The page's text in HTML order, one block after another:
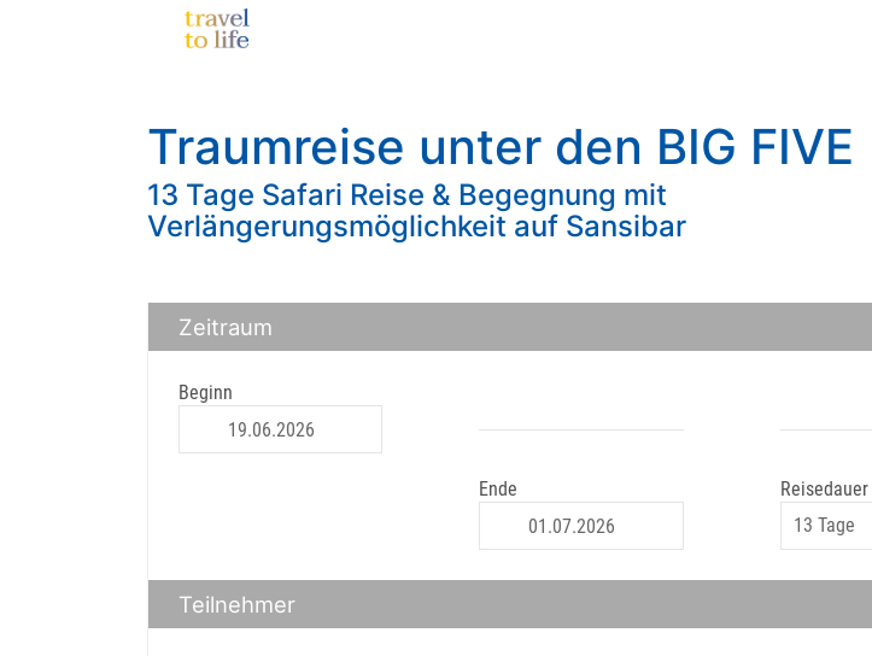
Traumreise unter den BIG FIVE
13 Tage Safari Reise & Begegnung mit
Verlängerungsmöglichkeit auf Sansibar
Zeitraum
Beginn
Ende Reisedauer
Teilnehmer